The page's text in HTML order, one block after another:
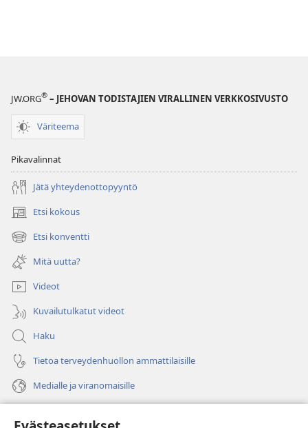
JW.ORG® – JEHOVAN TODISTAJIEN VIRALLINEN VERKKOSIVUSTO
Väriteema
Pikavalinnat
Jätä yhteydenottopyyntö
Etsi kokous
(avaa
uuden
ikkunan)
Etsi konventti
(avaa
uuden
ikkunan)
Mitä uutta?
Videot
Kuvailutulkatut videot
Haku
Tietoa terveydenhuollon ammattilaisille
Medialle ja viranomaisille